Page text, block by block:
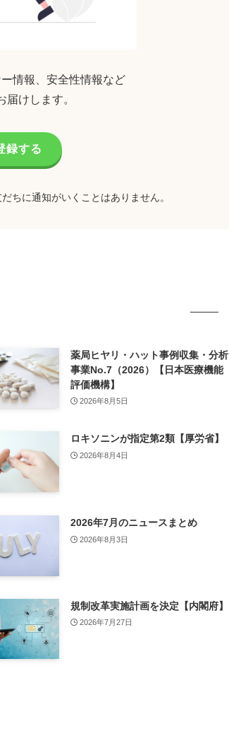
情報、安全性情報など
けします。
録する
ちに通知がいくことはありません。
薬局ヒヤリ・ハット事例収集・分析
事業No.7（2026）【日本医療機能
評価機構】
2026年8月5日
ロキソニンが指定第2類【厚労省】
2026年8月4日
2026年7月のニュースまとめ
2026年8月3日
規制改革実施計画を決定【内閣府】
2026年7月27日